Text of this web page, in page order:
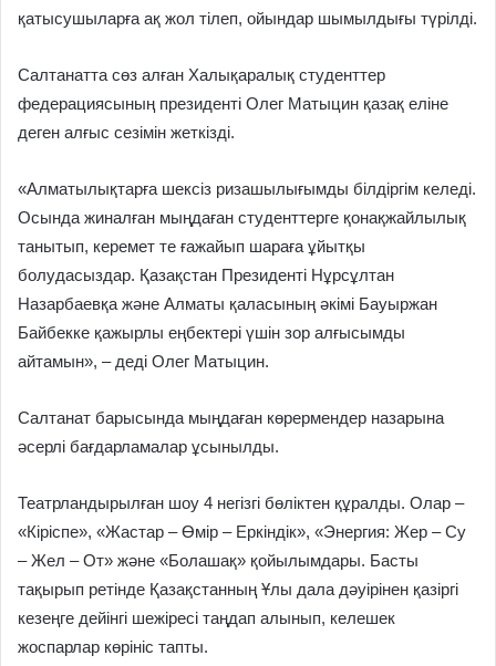
қатысушыларға ақ жол ті­леп, ойындар шымылдығы түрілді.
Салтанатта сөз алған Халық­аралық студенттер
федерациясының президенті Олег Матыцин қазақ еліне
деген алғыс сезімін жеткізді.
«Алматылықтарға шексіз ризашылығымды білдіргім келеді.
Осында жиналған мыңдаған студенттерге қонақжайлылық
танытып, керемет те ғажайып шараға ұйытқы
болудасыздар. Қазақстан Президенті Нұрсұлтан
Назарбаев­қа және Алматы қаласының әкімі Бауыржан
Байбекке қажырлы еңбектері үшін зор алғысымды
айтамын», – деді Олег Матыцин.
Салтанат барысында мыңдаған көрермендер назарына
әсерлі бағ­дарламалар ұсынылды.
Театрландырылған шоу 4 негізгі бөліктен құралды. Олар –
«Кіріспе», «Жастар – Өмір – Еркіндік», «Энергия: Жер – Су
– Жел – От» және «Болашақ» қойылымдары. Басты
тақырып ретінде Қазақстанның Ұлы дала дәуірінен қазіргі
кезеңге дейінгі шежіресі таңдап алынып, келешек
жоспарлар көрініс тапты.